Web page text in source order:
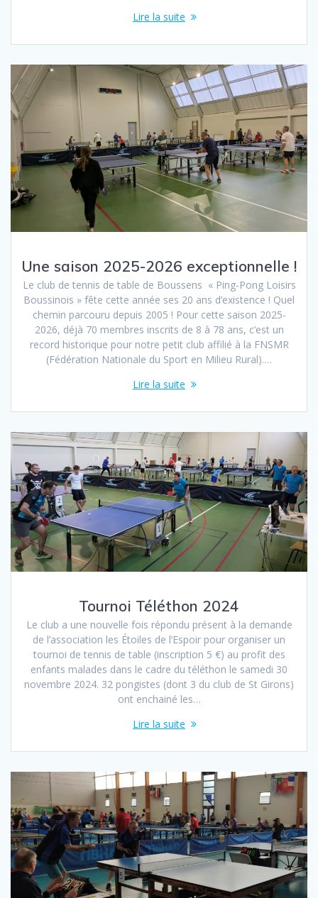
Lire la suite
Une saison 2025-2026 exceptionnelle !
Le club de tennis de table de Boussens « Ping-Pong Loisirs
Boussinois » fête cette année ses 20 ans d’existence ! Quel
chemin parcouru depuis 2005 ! Pour cette saison 2025-
2026, déjà 70 membres inscrits de 8 à 78 ans, c’est un
record historique pour notre petit club affilié à la FNSMR
(Fédération Nationale du Sport en Milieu Rural).…
Lire la suite
Tournoi Téléthon 2024
Le club a une nouvelle fois répondu présent à la demande
de l’association les Étoiles de l’Espoir pour organiser un
tournoi de tennis de table (inscription 5 €) au profit des
enfants malades dans le cadre du téléthon le samedi 30
novembre 2024. 32 pongistes (dont 3 du club de St Girons)
ont enchainé les…
Lire la suite